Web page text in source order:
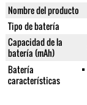
Nombre del producto
Tipo de batería
Capacidad de la
batería (mAh)
Batería
características